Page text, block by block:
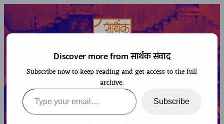
Skip
to
content
सार्थक संवाद
Discover more from सार्थक संवाद
Subscribe now to keep reading and get access to the full
archive.
Type your email…
Subscribe